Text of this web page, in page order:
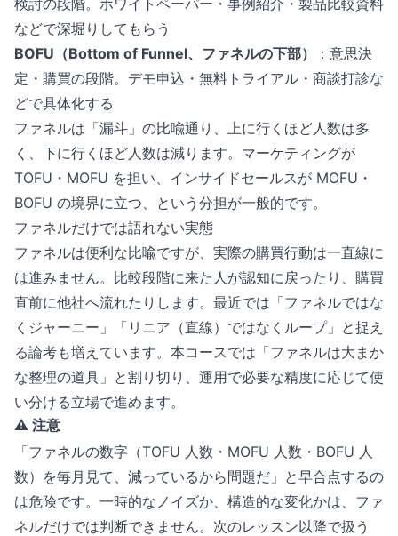
検討の段階。ホワイトペーパー・事例紹介・製品比較資料
などで深堀りしてもらう
BOFU（Bottom of Funnel、ファネルの下部）
：意思決
定・購買の段階。デモ申込・無料トライアル・商談打診な
どで具体化する
ファネルは「漏斗」の比喩通り、上に行くほど人数は多
く、下に行くほど人数は減ります。マーケティングが
TOFU・MOFU を担い、インサイドセールスが MOFU・
BOFU の境界に立つ、という分担が一般的です。
ファネルだけでは語れない実態
ファネルは便利な比喩ですが、実際の購買行動は一直線に
は進みません。比較段階に来た人が認知に戻ったり、購買
直前に他社へ流れたりします。最近では「ファネルではな
くジャーニー」「リニア（直線）ではなくループ」と捉え
る論考も増えています。本コースでは「ファネルは大まか
な整理の道具」と割り切り、運用で必要な精度に応じて使
い分ける立場で進めます。
⚠️ 注意
「ファネルの数字（TOFU 人数・MOFU 人数・BOFU 人
数）を毎月見て、減っているから問題だ」と早合点するの
は危険です。一時的なノイズか、構造的な変化かは、ファ
ネルだけでは判断できません。次のレッスン以降で扱う